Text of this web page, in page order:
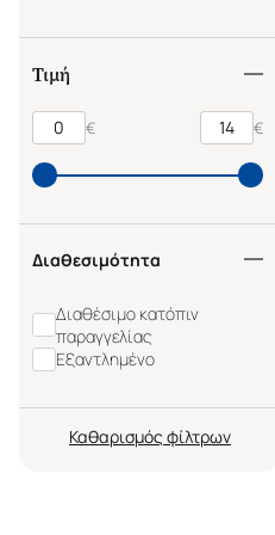
Τιμή
€ €
Διαθεσιμότητα
Διαθέσιμο κατόπιν
παραγγελίας
Εξαντλημένο
Καθαρισμός